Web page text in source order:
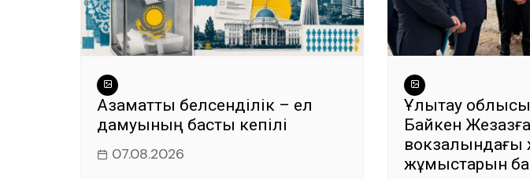
Азаматтық белсенділік – ел
дамуының басты кепілі
07.08.2026
Ұлытау
Байкен
вокзалындағы
жұмыстарын